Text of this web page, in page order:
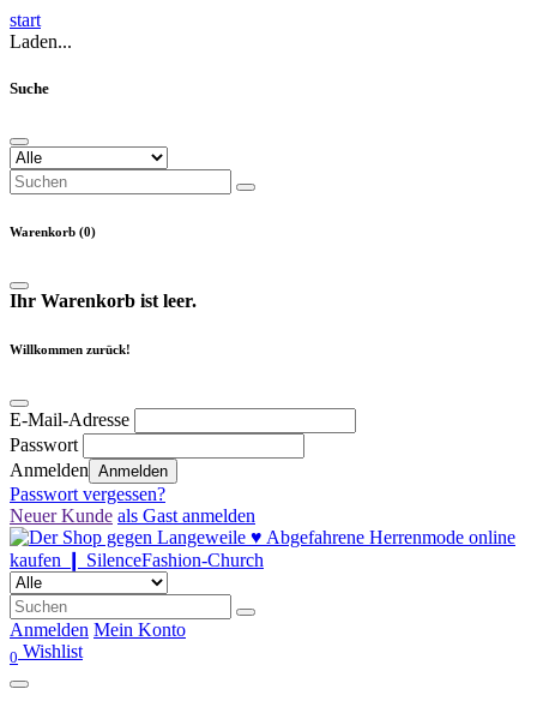
start
Laden...
Suche
Warenkorb (0)
Ihr Warenkorb ist leer.
Willkommen zurück!
E-Mail-Adresse
Passwort
Anmelden Anmelden
Passwort vergessen?
Neuer Kunde als Gast anmelden
Anmelden Mein Konto
0 Wishlist